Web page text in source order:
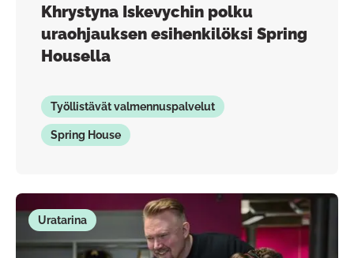
Khrystyna Iskevychin polku
uraohjauksen esihenkilöksi Spring
Housella
Työllistävät valmennuspalvelut
Spring House
Uratarina